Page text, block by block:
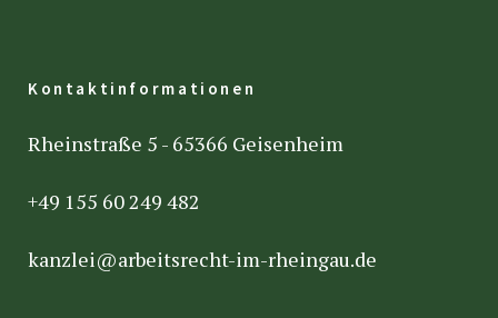
Kontaktinformationen
Rheinstraße 5 - 65366 Geisenheim
+49 155 60 249 482
kanzlei@arbeitsrecht-im-rheingau.de